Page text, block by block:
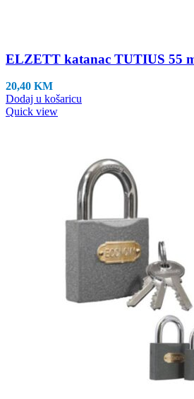
ELZETT katanac TUTIUS 55
20,40 KM
Dodaj u košaricu
Quick view